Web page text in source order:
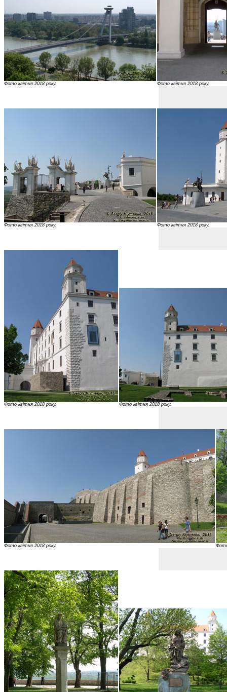
Фото квітня 2018 року. Фото квітня 2018 року.
Фото квітня 2018 року. Фото квітня 2018 року.
Фото квітня 2018 року. Фото квітня 2018 року.
Фото квітня 2018 року.